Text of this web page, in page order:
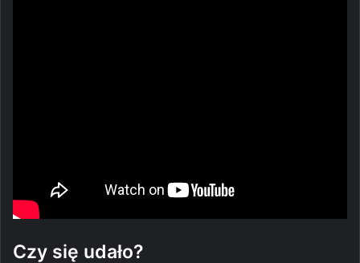
Czy się udało?